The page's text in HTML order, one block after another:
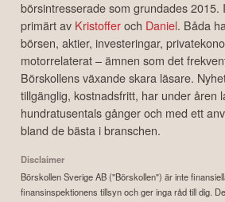
börsintresserade som grundades 2015.
primärt av Kristofferoch Daniel. Båda
börsen, aktier, investeringar,
motorrelaterat – ämnen som det
Börskollens växande skara läsare.
tillgänglig, kostnadsfritt, har under åren
hundratusentals gånger och med ett
bland de bästa i branschen.
Disclaimer
Börskollen Sverige AB ("Börskollen") är inte
finansinspektionens tillsyn och ger inga råd till dig.